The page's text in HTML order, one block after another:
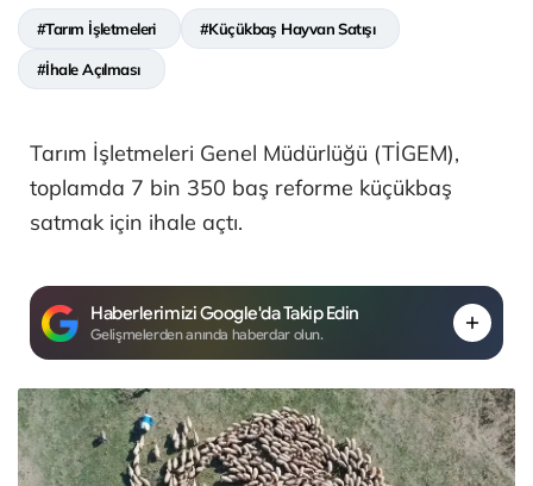
#Tarım İşletmeleri #Küçükbaş Hayvan Satışı
#İhale Açılması
Tarım İşletmeleri Genel Müdürlüğü (TİGEM),
toplamda 7 bin 350 baş reforme küçükbaş
satmak için ihale açtı.
Haberlerimizi Google'da Takip Edin
Gelişmelerden anında haberdar olun.